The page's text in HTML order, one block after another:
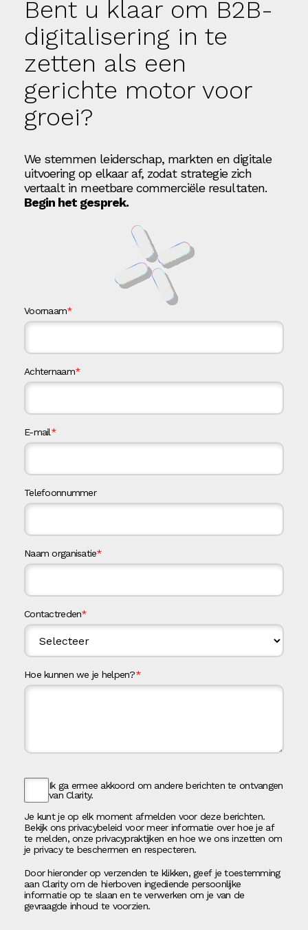
Bent u klaar om B2B-
digitalisering in te
zetten als een
gerichte motor voor
groei?
We stemmen leiderschap, markten en digitale
uitvoering op elkaar af, zodat strategie zich
vertaalt in meetbare commerciële resultaten.
Begin het gesprek.
Voornaam*
Achternaam*
E-mail*
Telefoonnummer
Naam organisatie*
Contactreden*
Hoe kunnen we je helpen?*
Ik ga ermee akkoord om andere berichten te ontvangen
van Clarity.
Je kunt je op elk moment afmelden voor deze berichten.
Bekijk ons privacybeleid voor meer informatie over hoe je af
te melden, onze privacypraktijken en hoe we ons inzetten om
je privacy te beschermen en respecteren.
Door hieronder op verzenden te klikken, geef je toestemming
aan Clarity om de hierboven ingediende persoonlijke
informatie op te slaan en te verwerken om je van de
gevraagde inhoud te voorzien.